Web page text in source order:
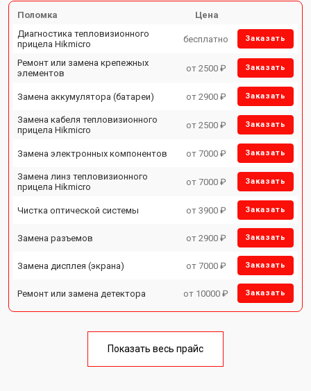
Поломка
Цена
Диагностика тепловизионного
прицела Hikmicro
бесплатно Заказать
Ремонт или замена крепежных
элементов
от 2500 ₽ Заказать
Замена аккумулятора (батареи) от 2900 ₽ Заказать
Замена кабеля тепловизионного
прицела Hikmicro
от 2500 ₽ Заказать
Замена электронных компонентов от 7000 ₽ Заказать
Замена линз тепловизионного
прицела Hikmicro
от 7000 ₽ Заказать
Чистка оптической системы от 3900 ₽ Заказать
Замена разъемов от 2900 ₽ Заказать
Замена дисплея (экрана) от 7000 ₽ Заказать
Ремонт или замена детектора от 10000 ₽ Заказать
Показать весь прайс